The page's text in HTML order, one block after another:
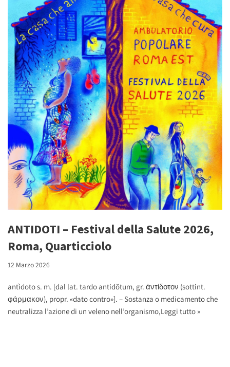
ANTIDOTI – Festival della Salute 2026,
Roma, Quarticciolo
12 Marzo 2026
antìdoto s. m. [dal lat. tardo antidŏtum, gr. ἀντίδοτον (sottint.
φάρμακον), propr. «dato contro»]. – Sostanza o medicamento che
neutralizza l’azione di un veleno nell’organismo,Leggi tutto »